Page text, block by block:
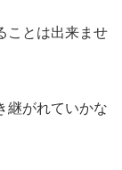
ことは出来ませ
継がれていかな